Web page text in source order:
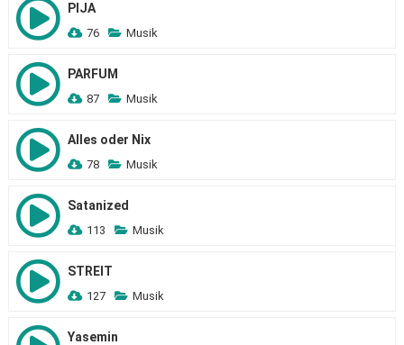
PIJA
76 Musik
PARFUM
87 Musik
Alles oder Nix
78 Musik
Satanized
113 Musik
STREIT
127 Musik
Yasemin